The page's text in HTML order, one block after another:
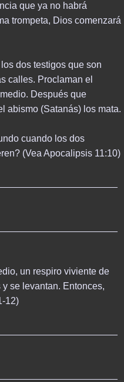
que ya no habrá
trompeta, Dios comenzará
dos testigos que son
calles. Proclaman el
Después que
abismo (Satanás) los mata.
cuando los dos
(Vea Apocalipsis 11:10)
un respiro viviente de
se levantan. Entonces,
12)